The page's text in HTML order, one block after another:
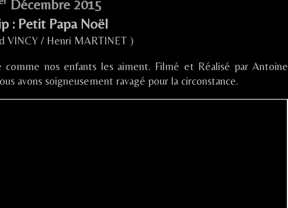
Décembre 2015
: Petit Papa Noël
VINCY / Henri MARTINET )
nos enfants les aiment. Filmé et Réalisé par Antoine
avons soigneusement ravagé pour la circonstance.